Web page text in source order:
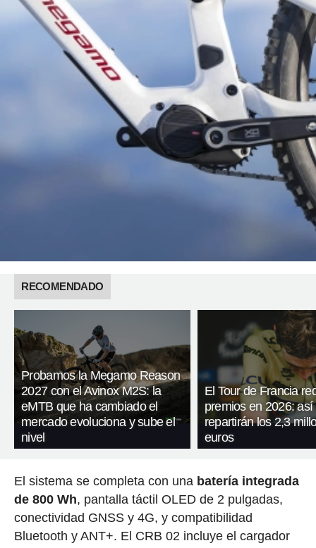
RECOMENDADO
Probamos la Megamo Reason
2027 con el Avinox M2S: la
eMTB que ha cambiado el
mercado evoluciona y sube el
nivel
El Tour de Francia
premios en 2026: así
repartirán los 2,3
euros
El sistema se completa con una batería integrada
de 800 Wh, pantalla táctil OLED de 2 pulgadas,
conectividad GNSS y 4G, y compatibilidad
Bluetooth y ANT+. El CRB 02 incluye el cargador